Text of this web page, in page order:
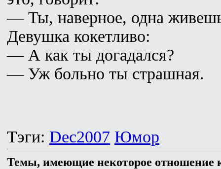
— Ты, наверное, одна
Девушка кокетливо:
— А как ты догадался?
— Уж больно ты страшная.
Тэги: Dec2007 Юмор
Темы, имеющие некоторое отношение